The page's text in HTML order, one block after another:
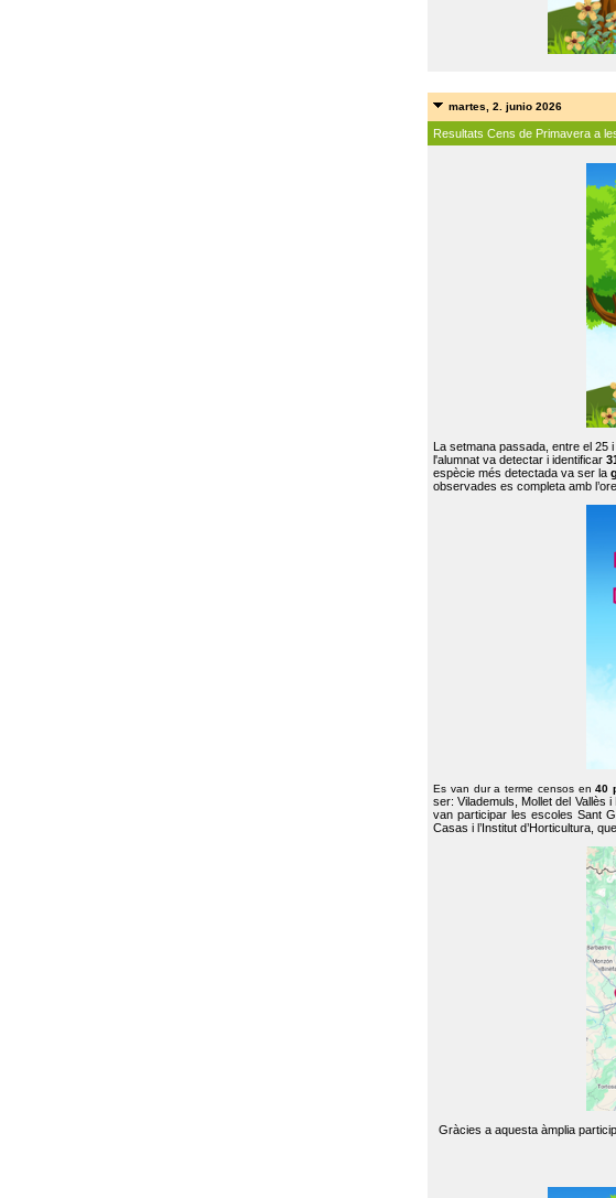
martes, 2. junio 2026
Resultats Cens de Primavera a
La setmana passada, entre el 25
l'alumnat va detectar i identificar
espècie més detectada va ser la
observades es completa amb
Es van dur a terme censos en40
ser: Vilademuls, Mollet del Vallès
van participar les escoles Sant
Casas i l’Institut d’Horticultura,
Gràcies a aquesta àmplia